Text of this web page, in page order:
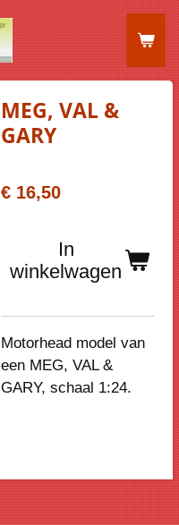
MEG, VAL &
GARY
€ 16,50
In
winkelwagen
Motorhead model van
een MEG, VAL &
GARY, schaal 1:24.